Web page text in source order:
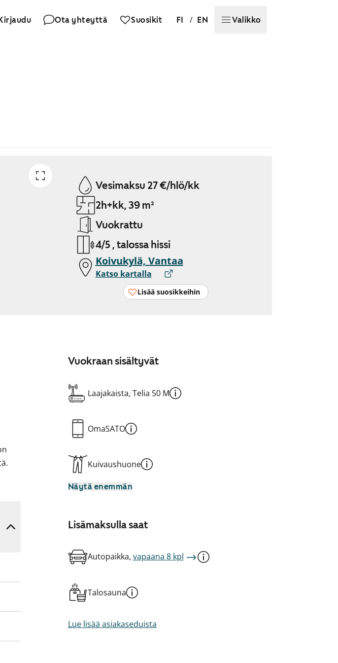
Ota yhteyttä Suosikit FI / EN Valikko
Vesimaksu 27 €/hlö/kk
2h+kk, 39 m²
Vuokrattu
4/5 , talossa hissi
Koivukylä, Vantaa
Katso kartalla
Lisää suosikkeihin
Vuokraan sisältyvät
Laajakaista, Telia 50 M
OmaSATO
Kuivaushuone
Näytä enemmän
Lisämaksulla saat
Autopaikka, vapaana 8 kpl
Talosauna
Lue lisää asiakaseduista